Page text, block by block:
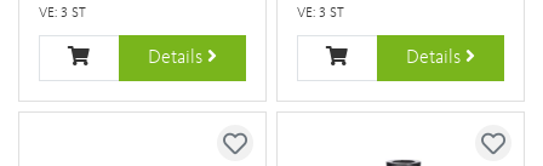
VE: 3 ST
Details
VE: 3 ST
Details